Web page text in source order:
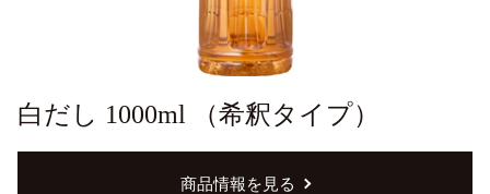
白だし 1000ml （希釈タイプ）
商品情報を見る